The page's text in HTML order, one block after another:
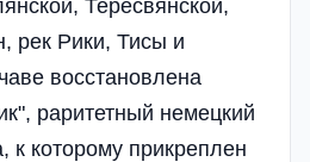
Тересвянской,
рек Рики, Тисы и
восстановлена
раритетный немецкий
к которому прикреплен